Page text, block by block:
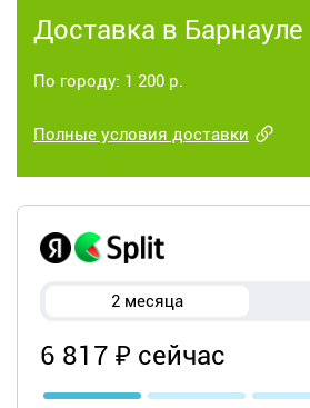
Доставка в Барнауле
По городу: 1 200 р.
Полные условия доставки
2 месяца
6 817 ₽ сейчас